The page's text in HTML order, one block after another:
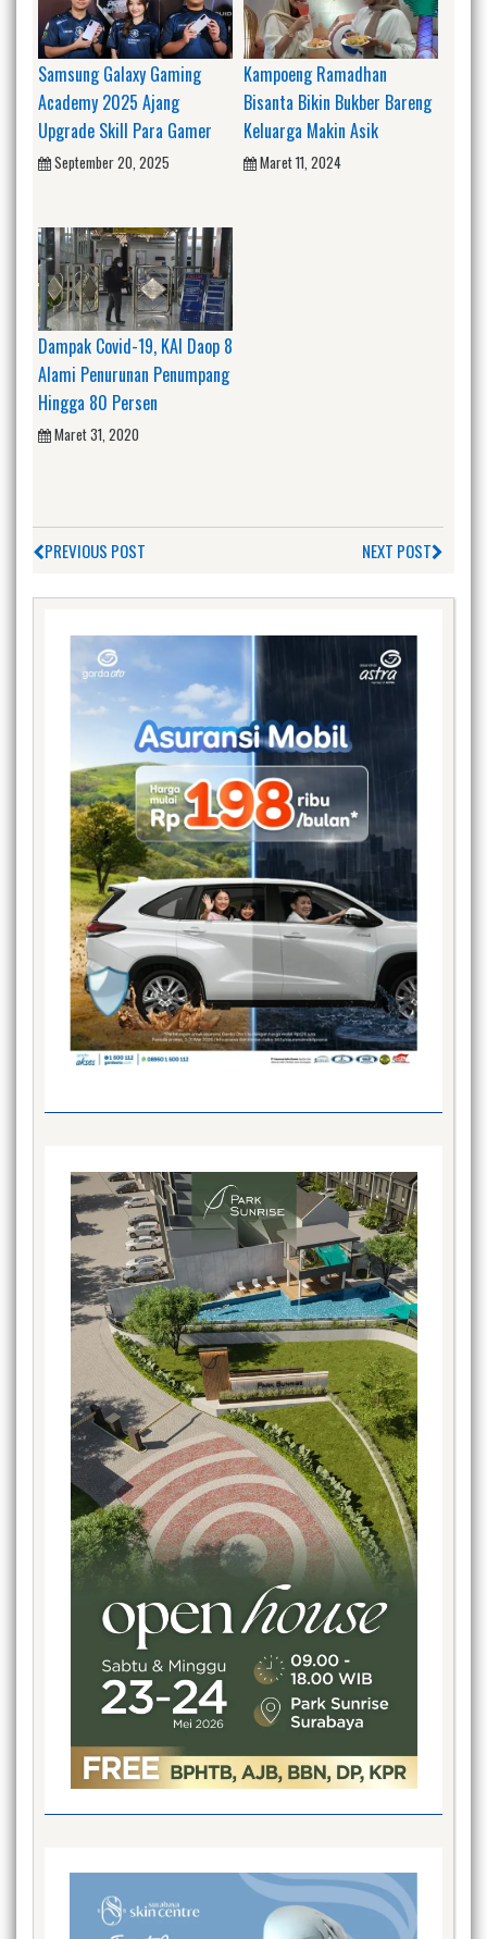
Samsung Galaxy Gaming
Academy 2025 Ajang
Upgrade Skill Para Gamer
September 20, 2025
Kampoeng Ramadhan
Bisanta Bikin Bukber Bareng
Keluarga Makin Asik
Maret 11, 2024
Dampak Covid-19, KAI Daop 8
Alami Penurunan Penumpang
Hingga 80 Persen
Maret 31, 2020
PREVIOUS POST NEXT POST